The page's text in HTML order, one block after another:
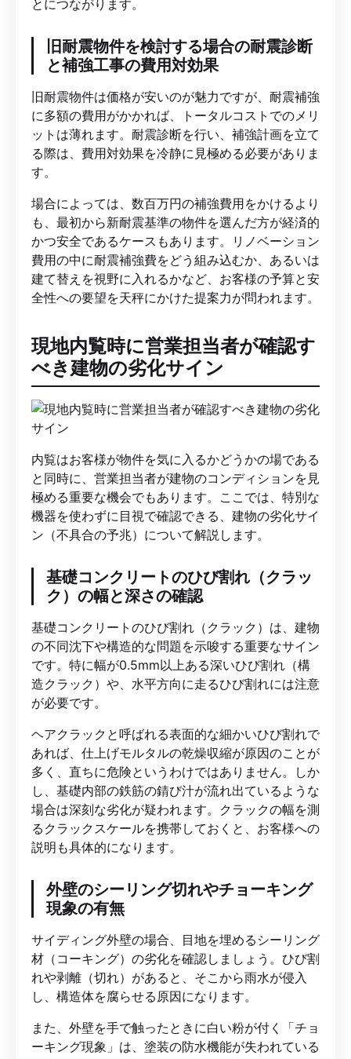
とにつながります。
旧耐震物件を検討する場合の耐震診断
と補強工事の費用対効果
旧耐震物件は価格が安いのが魅力ですが、耐震補強
に多額の費用がかかれば、トータルコストでのメリ
ットは薄れます。耐震診断を行い、補強計画を立て
る際は、費用対効果を冷静に見極める必要がありま
す。
場合によっては、数百万円の補強費用をかけるより
も、最初から新耐震基準の物件を選んだ方が経済的
かつ安全であるケースもあります。リノベーション
費用の中に耐震補強費をどう組み込むか、あるいは
建て替えを視野に入れるかなど、お客様の予算と安
全性への要望を天秤にかけた提案力が問われます。
現地内覧時に営業担当者が確認す
べき建物の劣化サイン
内覧はお客様が物件を気に入るかどうかの場である
と同時に、営業担当者が建物のコンディションを見
極める重要な機会でもあります。ここでは、特別な
機器を使わずに目視で確認できる、建物の劣化サイ
ン（不具合の予兆）について解説します。
基礎コンクリートのひび割れ（クラッ
ク）の幅と深さの確認
基礎コンクリートのひび割れ（クラック）は、建物
の不同沈下や構造的な問題を示唆する重要なサイン
です。特に幅が0.5mm以上ある深いひび割れ（構
造クラック）や、水平方向に走るひび割れには注意
が必要です。
ヘアクラックと呼ばれる表面的な細かいひび割れで
あれば、仕上げモルタルの乾燥収縮が原因のことが
多く、直ちに危険というわけではありません。しか
し、基礎内部の鉄筋の錆び汁が流れ出ているような
場合は深刻な劣化が疑われます。クラックの幅を測
るクラックスケールを携帯しておくと、お客様への
説明も具体的になります。
外壁のシーリング切れやチョーキング
現象の有無
サイディング外壁の場合、目地を埋めるシーリング
材（コーキング）の劣化を確認しましょう。ひび割
れや剥離（切れ）があると、そこから雨水が侵入
し、構造体を腐らせる原因になります。
また、外壁を手で触ったときに白い粉が付く「チョ
ーキング現象」は、塗装の防水機能が失われている